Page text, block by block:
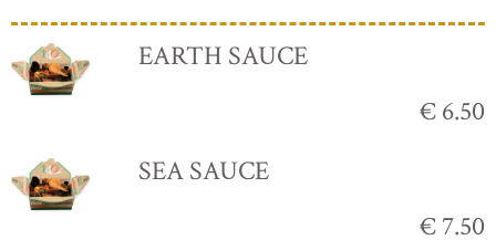
EARTH SAUCE
€ 6.50
SEA SAUCE
€ 7.50